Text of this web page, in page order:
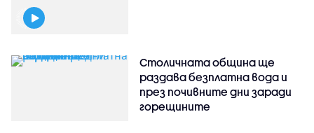
Столичната община ще
раздава безплатна вода и
през почивните дни заради
горещините